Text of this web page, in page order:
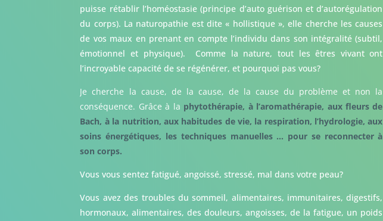
puisse rétablir l’homéostasie (principe d’auto guérison et d’autorégulation
du corps). La naturopathie est dite « hollistique », elle cherche les causes
de vos maux en prenant en compte l’individu dans son intégralité (subtil,
émotionnel et physique). Comme la nature, tout les êtres vivant ont
l’incroyable capacité de se régénérer, et pourquoi pas vous?
Je cherche la cause, de la cause, de la cause du problème et non la
conséquence. Grâce à la phytothérapie, à l’aromathérapie, aux fleurs de
Bach, à la nutrition, aux habitudes de vie, la respiration, l’hydrologie, aux
soins énergétiques, les techniques manuelles … pour se reconnecter à
son corps.
Vous vous sentez fatigué, angoissé, stressé, mal dans votre peau?
Vous avez des troubles du sommeil, alimentaires, immunitaires, digestifs,
hormonaux, alimentaires, des douleurs, angoisses, de la fatigue, un poids